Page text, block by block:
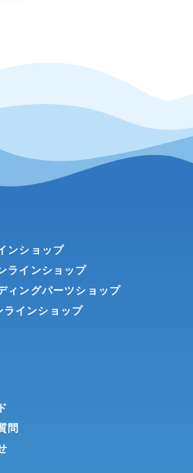
ンショップ
ラインショップ
ィングパーツショップ
インショップ
問